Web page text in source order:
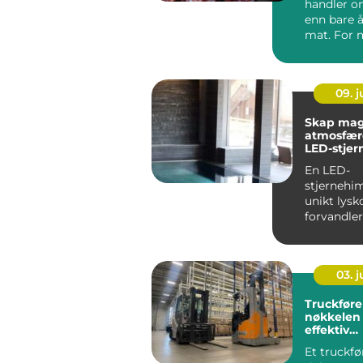
handler
enn bare
mat. For
tryggh...
09.
Skap
LED-
En LED-
unikt
nattehi...
03.
effektiv
Et